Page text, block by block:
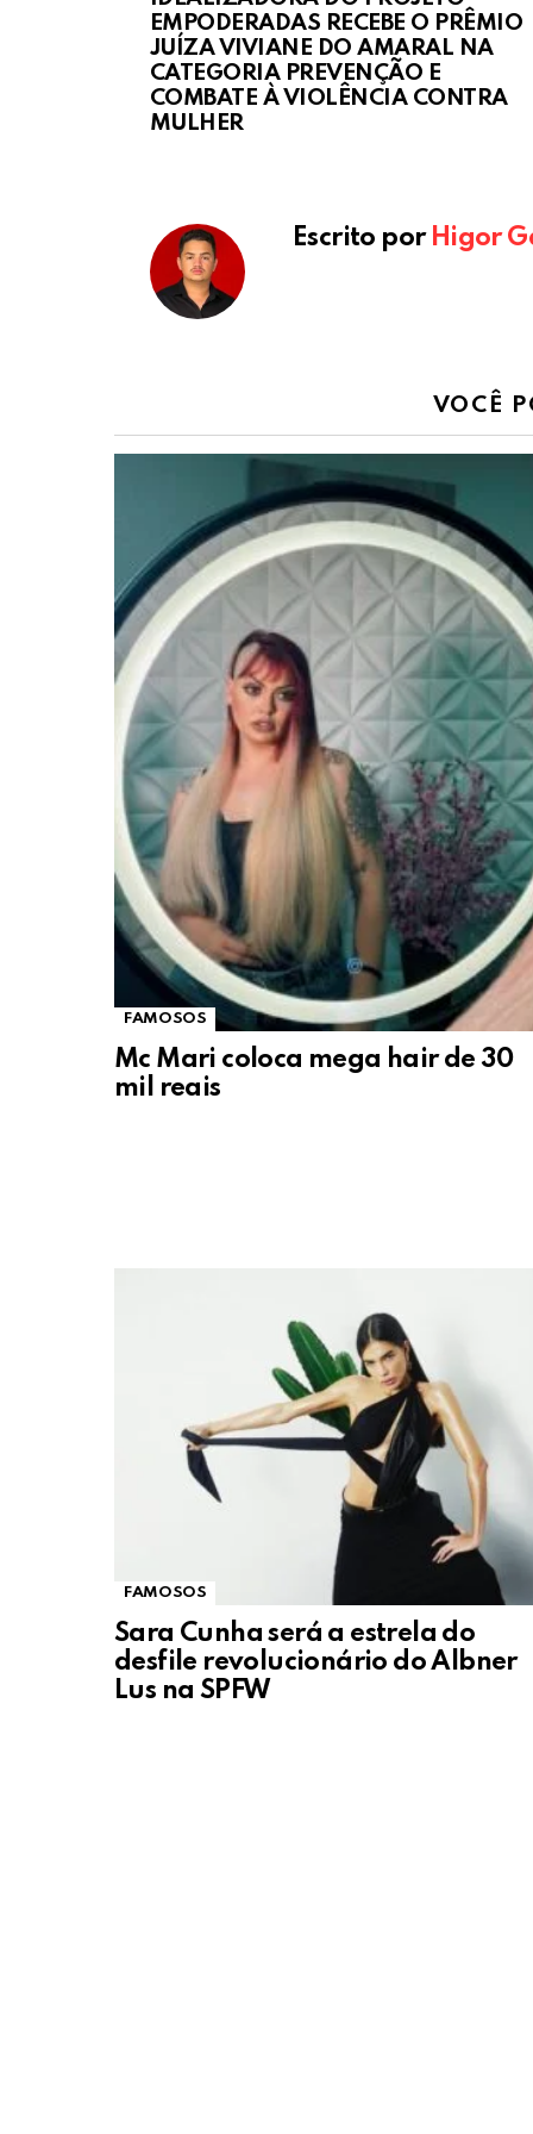
EMPODERADAS RECEBE O PRÊMIO
JUÍZA VIVIANE DO AMARAL NA
CATEGORIA PREVENÇÃO E
COMBATE À VIOLÊNCIA CONTRA
MULHER
Escrito por Higor
VOCÊ
FAMOSOS
Mc Mari coloca mega hair de 30
mil reais
FAMOSOS
Sara Cunha será a estrela do
desfile revolucionário do Albner
Lus na SPFW